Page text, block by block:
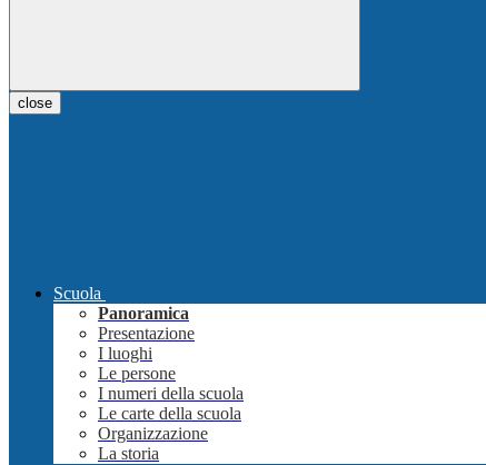
close
Scuola
Panoramica
Presentazione
I luoghi
Le persone
I numeri della scuola
Le carte della scuola
Organizzazione
La storia